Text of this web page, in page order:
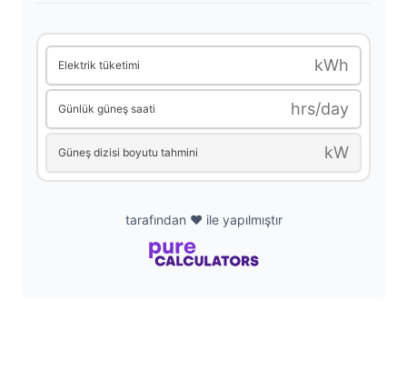
V
i
o
Elektrik tüketimi kWh
Günlük güneş saati hrs/day
Güneş dizisi boyutu tahmini kW
tarafından ❤️ ile yapılmıştır